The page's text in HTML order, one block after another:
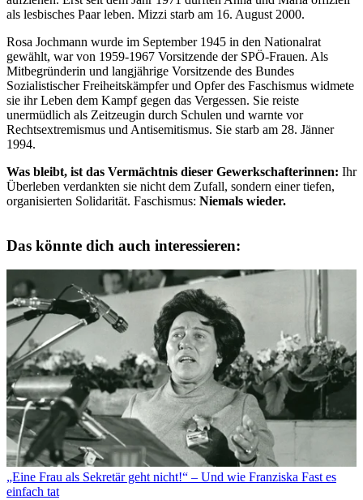
als lesbisches Paar leben. Mizzi starb am 16. August 2000.
Rosa Jochmann wurde im September 1945 in den Nationalrat
gewählt, war von 1959-1967 Vorsitzende der SPÖ-Frauen. Als
Mitbegründerin und langjährige Vorsitzende des Bundes
Sozialistischer Freiheitskämpfer und Opfer des Faschismus widmete
sie ihr Leben dem Kampf gegen das Vergessen. Sie reiste
unermüdlich als Zeitzeugin durch Schulen und warnte vor
Rechtsextremismus und Antisemitismus. Sie starb am 28. Jänner
1994.
Was bleibt, ist das Vermächtnis dieser Gewerkschafterinnen: Ihr
Überleben verdankten sie nicht dem Zufall, sondern einer tiefen,
organisierten Solidarität. Faschismus: Niemals wieder.
Das könnte dich auch interessieren:
„Eine Frau als Sekretär geht nicht!“ – Und wie Franziska Fast es
einfach tat